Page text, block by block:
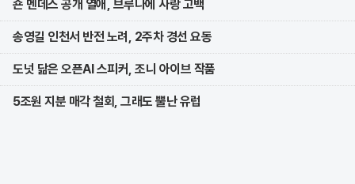
숀 멘데스 공개 열애, 브루나에 사랑 고백
송영길 인천서 반전 노려, 2주차 경선 요동
도넛 닮은 오픈AI 스피커, 조니 아이브 작품
5조원 지분 매각 철회, 그래도 뿔난 유럽